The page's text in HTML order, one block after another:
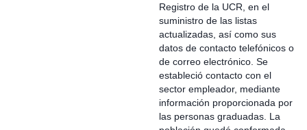
Registro de la UCR, en el
suministro de las listas
actualizadas, así como sus
datos de contacto telefónicos o
de correo electrónico. Se
estableció contacto con el
sector empleador, mediante
información proporcionada por
las personas graduadas. La